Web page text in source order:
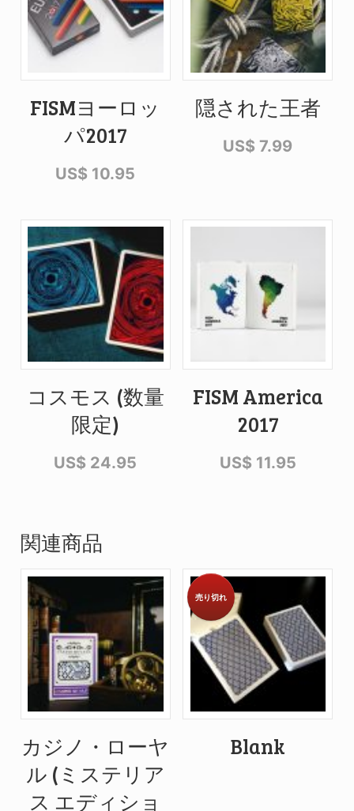
FISMヨーロッ
パ2017
US$ 10.95
隠された王者
US$ 7.99
コスモス (数量
限定)
US$ 24.95
FISM America
2017
US$ 11.95
関連商品
カジノ・ローヤ
ル (ミステリア
ス エディショ
売り切れ
Blank